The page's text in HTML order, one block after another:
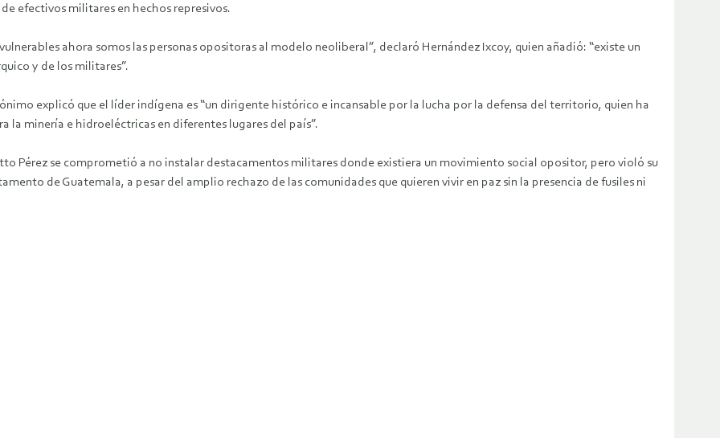
efectivos militares en hechos represivos.
ahora somos las personas opositoras al modelo neoliberal”, declaró Hernández Ixcoy, quien añadió: “existe un
y de los militares”.
explicó que el líder indígena es “un dirigente histórico e incansable por la lucha por la defensa del territorio, quien ha
la minería e hidroeléctricas en diferentes lugares del país”.
Pérez se comprometió a no instalar destacamentos militares donde existiera un movimiento social opositor, pero violó su
de Guatemala, a pesar del amplio rechazo de las comunidades que quieren vivir en paz sin la presencia de fusiles ni